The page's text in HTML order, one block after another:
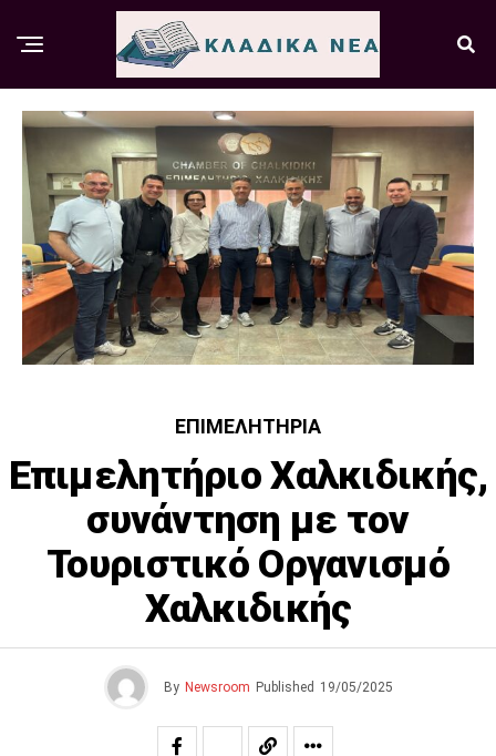
ΕΠΙΜΕΛΗΤΉΡΙΑ
Επιμελητήριο Χαλκιδικής,
συνάντηση με τον
Τουριστικό Οργανισμό
Χαλκιδικής
By Newsroom Published 19/05/2025